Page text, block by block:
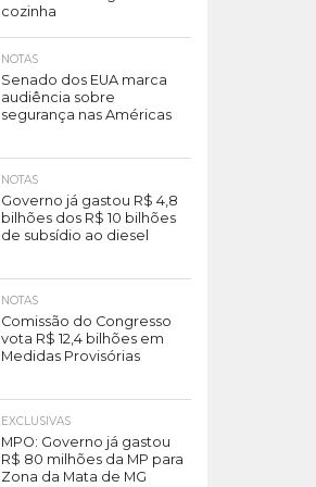
cozinha
NOTAS
Senado dos EUA marca
audiência sobre
segurança nas Américas
NOTAS
Governo já gastou R$ 4,8
bilhões dos R$ 10 bilhões
de subsídio ao diesel
NOTAS
Comissão do Congresso
vota R$ 12,4 bilhões em
Medidas Provisórias
EXCLUSIVAS
MPO: Governo já gastou
R$ 80 milhões da MP para
Zona da Mata de MG